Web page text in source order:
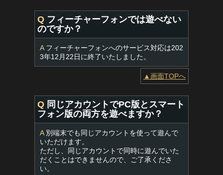
Q フィーチャーフォンでは遊べない
のですか？
Aフィーチャーフォンへのサービス対応は202
3年12月22日に終了いたしました。
▲画面TOPへ
Q 同じアカウントでPC版とスマート
フォン版の両方を遊べますか？
A別端末でも同じアカウントを使って遊んで
いただけます。
ただし、同じアカウントで同時に遊んでいた
だくことはできませんので、ご了承くださ
い。